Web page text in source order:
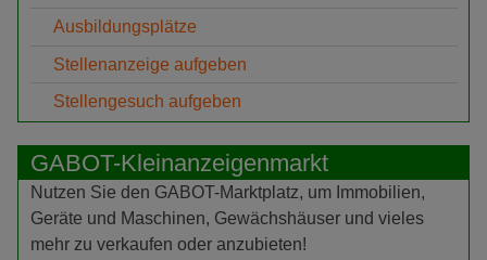
Ausbildungsplätze
Stellenanzeige aufgeben
Stellengesuch aufgeben
GABOT-Kleinanzeigenmarkt
Nutzen Sie den GABOT-Marktplatz, um Immobilien,
Geräte und Maschinen, Gewächshäuser und vieles
mehr zu verkaufen oder anzubieten!